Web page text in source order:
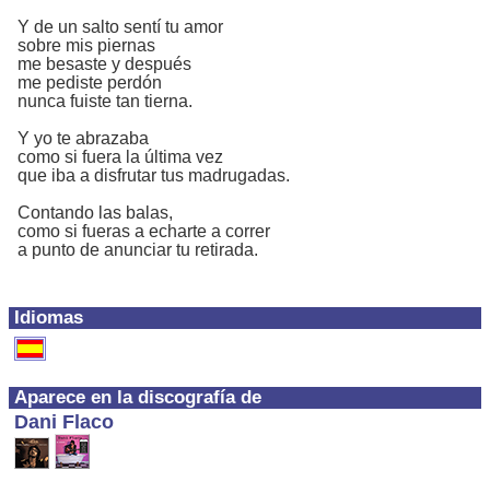
Idiomas
Aparece en la discografía de
Dani Flaco
Y de un salto sentí tu amor
sobre mis piernas
me besaste y después
me pediste perdón
nunca fuiste tan tierna.
Y yo te abrazaba
como si fuera la última vez
que iba a disfrutar tus madrugadas.
Contando las balas,
como si fueras a echarte a correr
a punto de anunciar tu retirada.